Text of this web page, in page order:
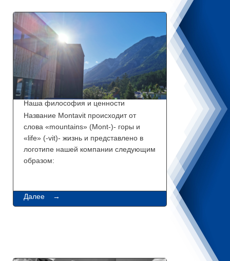
Наша философия и ценности
Название Montavit происходит от
слова «mountains» (Mont-)- горы и
«life» (-vit)- жизнь и представлено в
логотипе нашей компании следующим
образом:
Далее →